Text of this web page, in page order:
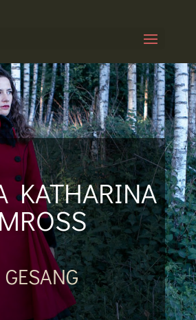
KATHARINA
MROSS
GESANG